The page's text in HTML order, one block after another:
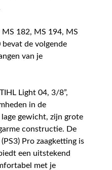
182, MS 194, MS
de volgende
van je
Light 04, 3/8”,
in de
gewicht, zijn grote
constructie. De
Pro zaagketting is
een uitstekend
met je